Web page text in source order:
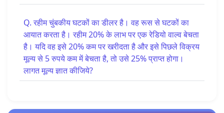
Q. रहीम चुंबकीय घटकों का डीलर है। वह रूस से घटकों का
आयात करता है। रहीम 20% के लाभ पर एक रेडियो वाल्व बेचता
है। यदि वह इसे 20% कम पर खरीदता है और इसे पिछले विक्रय
मूल्य से 5 रुपये कम में बेचता है, तो उसे 25% प्राप्त होगा।
लागत मूल्य ज्ञात कीजिये?